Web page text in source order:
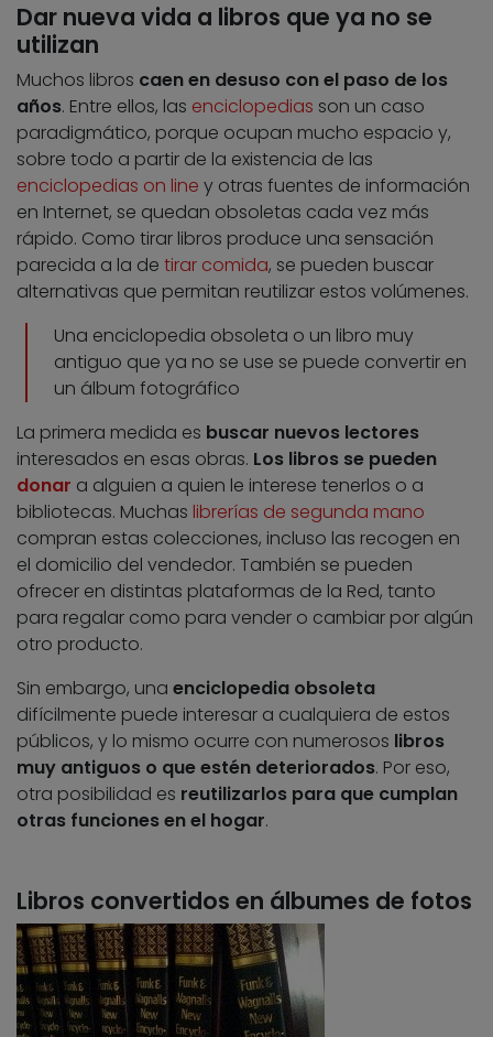
Dar nueva vida a libros que ya no se
utilizan
Muchos libros caen en desuso con el paso de los
años. Entre ellos, las enciclopedias son un caso
paradigmático, porque ocupan mucho espacio y,
sobre todo a partir de la existencia de las
enciclopedias on line y otras fuentes de información
en Internet, se quedan obsoletas cada vez más
rápido. Como tirar libros produce una sensación
parecida a la de tirar comida, se pueden buscar
alternativas que permitan reutilizar estos volúmenes.
Una enciclopedia obsoleta o un libro muy
antiguo que ya no se use se puede convertir en
un álbum fotográfico
La primera medida es buscar nuevos lectores
interesados en esas obras. Los libros se pueden
donar a alguien a quien le interese tenerlos o a
bibliotecas. Muchas librerías de segunda mano
compran estas colecciones, incluso las recogen en
el domicilio del vendedor. También se pueden
ofrecer en distintas plataformas de la Red, tanto
para regalar como para vender o cambiar por algún
otro producto.
Sin embargo, una enciclopedia obsoleta
difícilmente puede interesar a cualquiera de estos
públicos, y lo mismo ocurre con numerosos libros
muy antiguos o que estén deteriorados. Por eso,
otra posibilidad es reutilizarlos para que cumplan
otras funciones en el hogar.
Libros convertidos en álbumes de fotos